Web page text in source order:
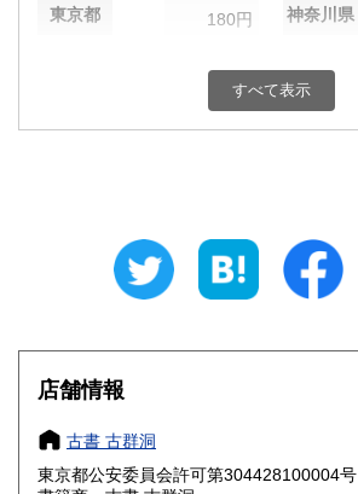
東京都 180円 神奈川県
180円 富山県
180円 三重県
大阪府
奈良県
鳥取県 180円 島根県
すべて表示
店舗情報
古書 古群洞
東京都公安委員会許可第304428100004号